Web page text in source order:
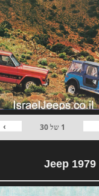
1 של30
›